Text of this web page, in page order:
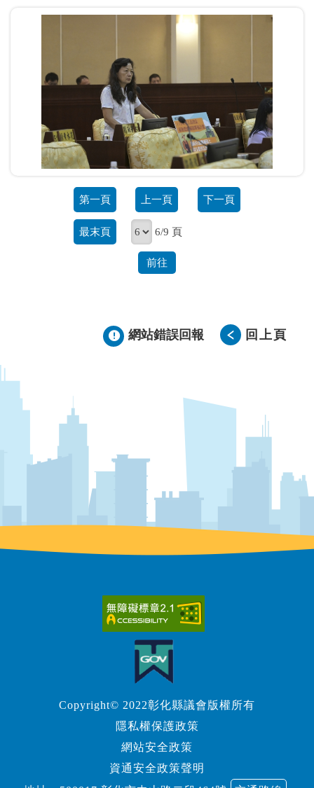
第一頁 上一頁 下一頁
最末頁 6/9 頁
前往
網站錯誤回報 回上頁
Copyright© 2022彰化縣議會版權所有
隱私權保護政策
網站安全政策
資通安全政策聲明